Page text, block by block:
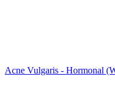
Acne Vulgaris - Hormonal